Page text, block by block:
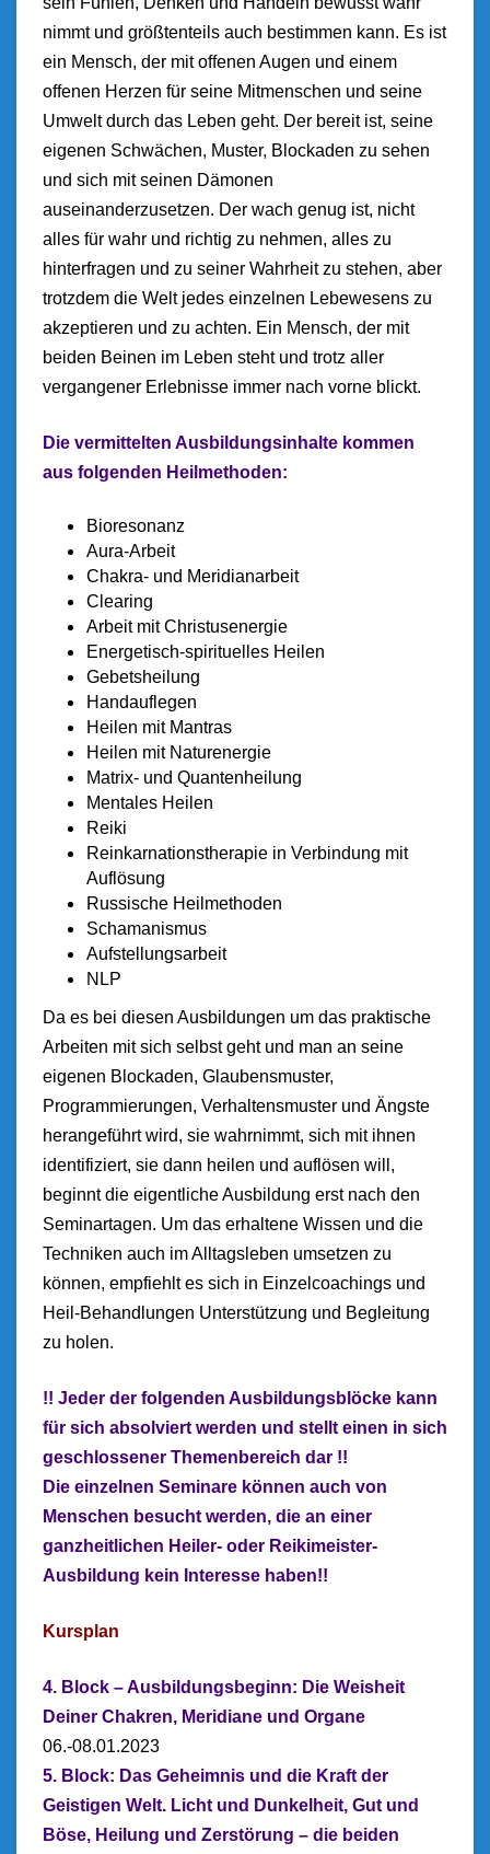
nimmt und größtenteils auch bestimmen kann. Es ist
ein Mensch, der mit offenen Augen und einem
offenen Herzen für seine Mitmenschen und seine
Umwelt durch das Leben geht. Der bereit ist, seine
eigenen Schwächen, Muster, Blockaden zu sehen
und sich mit seinen Dämonen
auseinanderzusetzen. Der wach genug ist, nicht
alles für wahr und richtig zu nehmen, alles zu
hinterfragen und zu seiner Wahrheit zu stehen, aber
trotzdem die Welt jedes einzelnen Lebewesens zu
akzeptieren und zu achten. Ein Mensch, der mit
beiden Beinen im Leben steht und trotz aller
vergangener Erlebnisse immer nach vorne blickt.
Die vermittelten Ausbildungsinhalte kommen
aus folgenden Heilmethoden:
Bioresonanz
Aura-Arbeit
Chakra- und Meridianarbeit
Clearing
Arbeit mit Christusenergie
Energetisch-spirituelles Heilen
Gebetsheilung
Handauflegen
Heilen mit Mantras
Heilen mit Naturenergie
Matrix- und Quantenheilung
Mentales Heilen
Reiki
Reinkarnationstherapie in Verbindung mit
Auflösung
Russische Heilmethoden
Schamanismus
Aufstellungsarbeit
NLP
Da es bei diesen Ausbildungen um das praktische
Arbeiten mit sich selbst geht und man an seine
eigenen Blockaden, Glaubensmuster,
Programmierungen, Verhaltensmuster und Ängste
herangeführt wird, sie wahrnimmt, sich mit ihnen
identifiziert, sie dann heilen und auflösen will,
beginnt die eigentliche Ausbildung erst nach den
Seminartagen. Um das erhaltene Wissen und die
Techniken auch im Alltagsleben umsetzen zu
können, empfiehlt es sich in Einzelcoachings und
Heil-Behandlungen Unterstützung und Begleitung
zu holen.
!! Jeder der folgenden Ausbildungsblöcke kann
für sich absolviert werden und stellt einen in sich
geschlossener Themenbereich dar !!
Die einzelnen Seminare können auch von
Menschen besucht werden, die an einer
ganzheitlichen Heiler- oder Reikimeister-
Ausbildung kein Interesse haben!!
Kursplan
4. Block – Ausbildungsbeginn: Die Weisheit
Deiner Chakren, Meridiane und Organe
06.-08.01.2023
5. Block: Das Geheimnis und die Kraft der
Geistigen Welt. Licht und Dunkelheit, Gut und
Böse, Heilung und Zerstörung – die beiden